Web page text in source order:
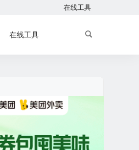
在线工具
在线工具